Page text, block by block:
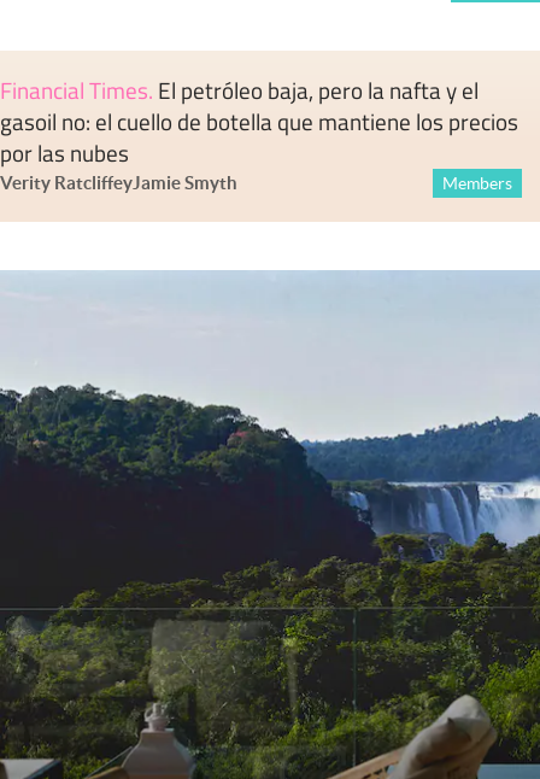
Financial Times. El petróleo baja, pero la nafta y el
gasoil no: el cuello de botella que mantiene los precios
por las nubes
Verity RatcliffeyJamie Smyth Members